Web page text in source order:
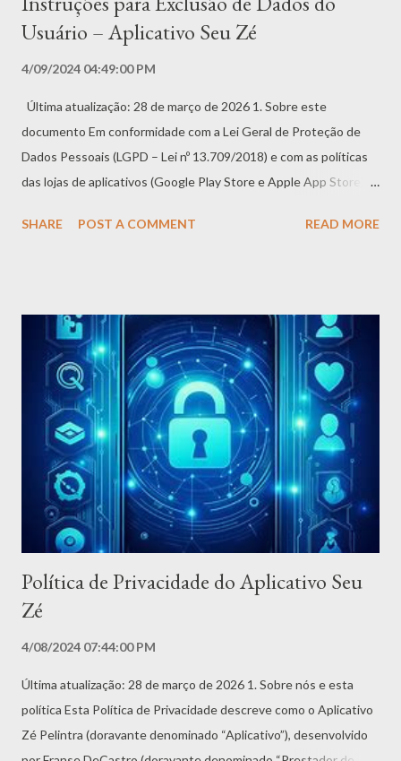
Usuário – Aplicativo Seu Zé
4/09/2024 04:49:00 PM
Última atualização: 28 de março de 2026 1. Sobre este
documento Em conformidade com a Lei Geral de Proteção de
Dados Pessoais (LGPD – Lei nº 13.709/2018) e com as políticas
das lojas de aplicativos (Google Play Store e Apple App Store),
como você, titular dos dados pessoais, pode solicitar e efetivar a
Métodos para exclusão de dados Oferecemos duas formas para
que você possa excluir seus dados e/ou conta: 2.1 Método 1 –
Diretamente no Aplicativo (Recomendado) Esta é a forma mais
rápida e segura de excluir permanentemente sua conta e todos
os dados associados. Passo a passo: 1. Abra o Aplicativo Seu Zé
no seu dispositivo 2. Acesse o menu de Configurações (ícone de
engrenagem ou três pontos) 3. Toque em Minha Conta ou Perfil
4. Role até o final da ...
SHARE POST A COMMENT READ MORE
Política de Privacidade do Aplicativo Seu
Zé
4/08/2024 07:44:00 PM
Última atualização: 28 de março de 2026 1. Sobre nós e esta
política Esta Política de Privacidade descreve como o Aplicativo
Zé Pelintra (doravante denominado “Aplicativo”), desenvolvido